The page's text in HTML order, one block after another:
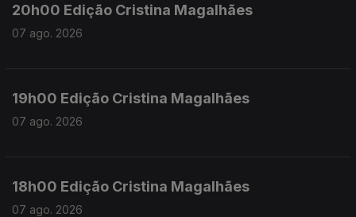
20h00 Edição Cristina Magalhães
07 ago. 2026
19h00 Edição Cristina Magalhães
07 ago. 2026
18h00 Edição Cristina Magalhães
07 ago. 2026